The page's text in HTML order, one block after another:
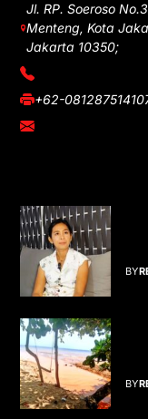
Jl. RP. Soeroso
Menteng, Kota
Jakarta 10350;
(021) 3908026
+62-
adm@iawnews.com
BY
BY